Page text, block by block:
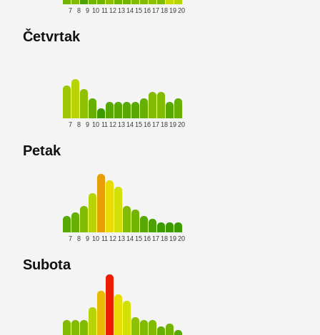
7 8 9 10 11 12 13 14 15 16 17 18 19 20
Četvrtak
7 8 9 10 11 12 13 14 15 16 17 18 19 20
Petak
7 8 9 10 11 12 13 14 15 16 17 18 19 20
Subota